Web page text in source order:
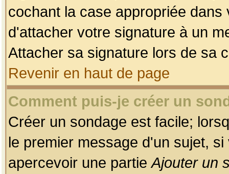
cochant la case appropriée
d'attacher votre signature à un
Attacher sa signature lors de sa
Revenir en haut de page
Comment puis-je créer un
Créer un sondage est facile;
le premier message d'un sujet,
apercevoir une partieAjouter un